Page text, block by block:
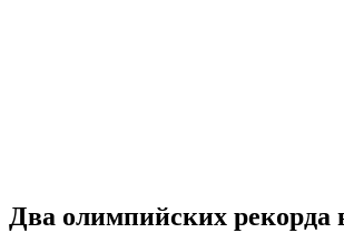
Два олимпийских рекорда